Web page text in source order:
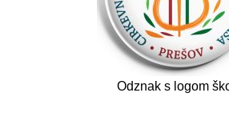
Odznak s logom